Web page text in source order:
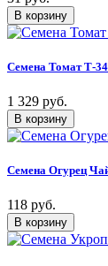
Семена Томат Т-
1 329 руб.
Семена Огурец
118 руб.